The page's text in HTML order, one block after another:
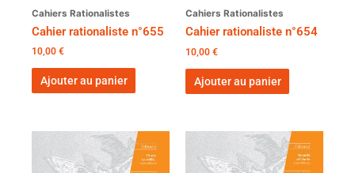
Cahiers Rationalistes
Cahier rationaliste n°655
10,00 €
Ajouter au panier
Cahiers Rationalistes
Cahier rationaliste n°654
10,00 €
Ajouter au panier